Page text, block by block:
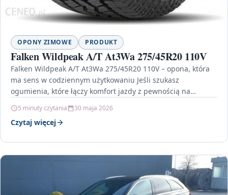
OPONY ZIMOWE PRODUKT
Falken Wildpeak A/T At3Wa 275/45R20 110V
Falken Wildpeak A/T At3Wa 275/45R20 110V – opona, która
ma sens w codziennym użytkowaniu Jeśli szukasz
ogumienia, które łączy komfort jazdy z pewnością na…
5 minuty czytania 30 maja 2026
Czytaj więcej